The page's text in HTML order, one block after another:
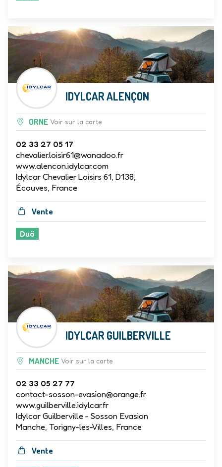
IDYLCAR ALENÇON
ORNE Voir sur la carte
02 33 27 05 17
chevalier.loisir61@wanadoo.fr
www.alencon.idylcar.com
Idylcar Chevalier Loisirs 61, D138,
Écouves, France
Vente
Duö
IDYLCAR GUILBERVILLE
MANCHE Voir sur la carte
02 33 05 27 77
contact-sosson-evasion@orange.fr
www.guilberville.idylcar.fr
Idylcar Guilberville - Sosson Evasion
Manche, Torigny-les-Villes, France
Vente